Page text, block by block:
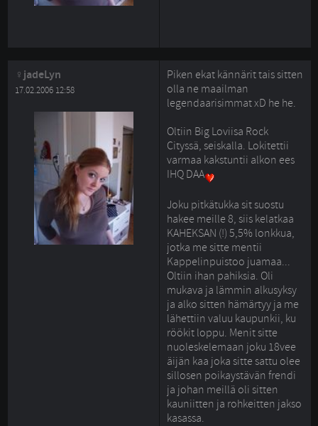
jadeLyn
17.02.2006 12:58
Piken ekat kännärit tais sitten
olla ne maailman
legendaarisimmat xD he he.
Oltiin Big Loviisa Rock
Cityssä, seiskalla. Lokitettii
varmaa kakstuntii alkon ees
IHQ DAA
Joku pitkätukka sit suostu
hakee meille 8, siis kelatkaa
KAHEKSAN (!) 5,5% lonkkua,
jotka me sitte mentii
Kappelinpuistoo juamaa...
Oltiin ihan pahiksia. Oli
mukava ja lämmin alkusyksy
ja alko sitten hämärtyy ja me
lähettiin valuu kaupunkii, ku
röökit loppu. Menit sitte
nuoleskelemaan joku 18vee
äijän kaa joka sitte sattu olee
sillosen poikaystävän frendi
ja johan meillä oli sitten
kauniitten ja rohkeitten jakso
kasassa.